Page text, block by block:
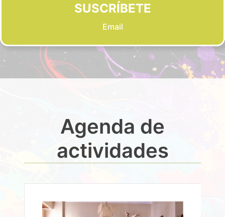
SUSCRÍBETE
Email
Agenda de
actividades